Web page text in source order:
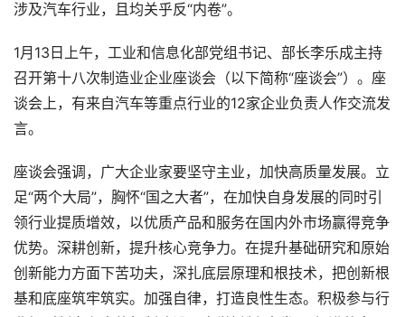
涉及汽车行业，且均关乎反“内卷”。
1月13日上午，工业和信息化部党组书记、部长李乐成主持
召开第十八次制造业企业座谈会（以下简称“座谈会”）。座
谈会上，有来自汽车等重点行业的12家企业负责人作交流发
言。
座谈会强调，广大企业家要坚守主业，加快高质量发展。立
足“两个大局”，胸怀“国之大者”，在加快自身发展的同时引
领行业提质增效，以优质产品和服务在国内外市场赢得竞争
优势。深耕创新，提升核心竞争力。在提升基础研究和原始
创新能力方面下苦功夫，深扎底层原理和根技术，把创新根
基和底座筑牢筑实。加强自律，打造良性生态。积极参与行